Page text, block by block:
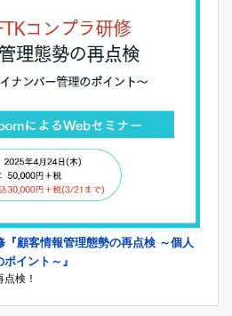
顧客情報管理態勢の再点検 ～個人
イント～』
検！